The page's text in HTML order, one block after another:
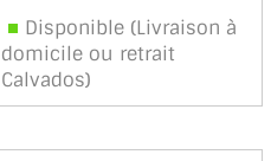
Disponible (Livraison à
domicile ou retrait
Calvados)